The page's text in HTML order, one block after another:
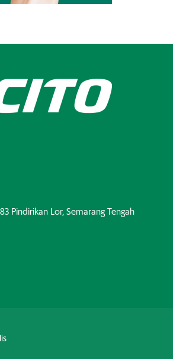
Pindirikan Lor, Semarang Tengah